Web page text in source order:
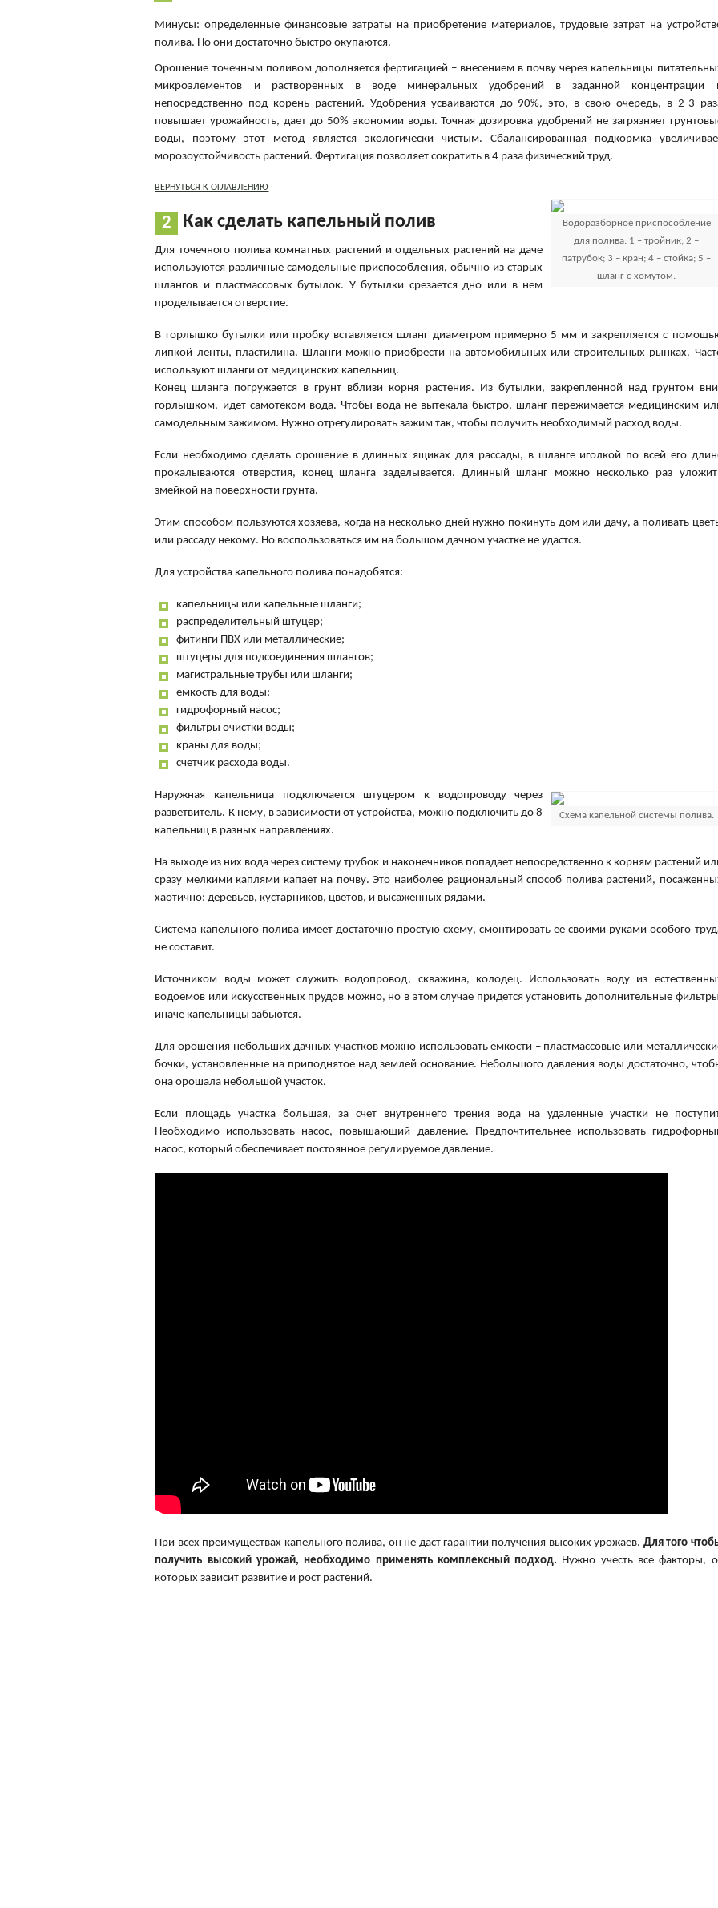
Минусы: определенные финансовые затраты на приобретение материалов, трудовые затрат на
полива. Но они достаточно быстро окупаются.
Орошение точечным поливом дополняется фертигацией – внесением в почву через капельницы
микроэлементов и растворенных в воде минеральных удобрений в заданной концентрации
непосредственно под корень растений. Удобрения усваиваются до 90%, это, в свою очередь, в 2-3
повышает урожайность, дает до 50% экономии воды. Точная дозировка удобрений не загрязняет
воды, поэтому этот метод является экологически чистым. Сбалансированная подкормка
морозоустойчивость растений. Фертигация позволяет сократить в 4 раза физический труд.
ВЕРНУТЬСЯ К ОГЛАВЛЕНИЮ
Как сделать капельный полив
Водоразборное приспособление
для полива: 1 – тройник; 2 –
патрубок; 3 – кран; 4 – стойка; 5 –
шланг с хомутом.
Для точечного полива комнатных растений и отдельных растений на даче
используются различные самодельные приспособления, обычно из старых
шлангов и пластмассовых бутылок. У бутылки срезается дно или в нем
проделывается отверстие.
В горлышко бутылки или пробку вставляется шланг диаметром примерно 5 мм и закрепляется с
липкой ленты, пластилина. Шланги можно приобрести на автомобильных или строительных рынках.
используют шланги от медицинских капельниц.
Конец шланга погружается в грунт вблизи корня растения. Из бутылки, закрепленной над грунтом
горлышком, идет самотеком вода. Чтобы вода не вытекала быстро, шланг пережимается медицинским
самодельным зажимом. Нужно отрегулировать зажим так, чтобы получить необходимый расход воды.
Если необходимо сделать орошение в длинных ящиках для рассады, в шланге иголкой по всей его
прокалываются отверстия, конец шланга заделывается. Длинный шланг можно несколько раз
змейкой на поверхности грунта.
Этим способом пользуются хозяева, когда на несколько дней нужно покинуть дом или дачу, а поливать
или рассаду некому. Но воспользоваться им на большом дачном участке не удастся.
Для устройства капельного полива понадобятся:
капельницы или капельные шланги;
распределительный штуцер;
фитинги ПВХ или металлические;
штуцеры для подсоединения шлангов;
магистральные трубы или шланги;
емкость для воды;
гидрофорный насос;
фильтры очистки воды;
краны для воды;
счетчик расхода воды.
Схема капельной системы полива.
Наружная капельница подключается штуцером к водопроводу через
разветвитель. К нему, в зависимости от устройства, можно подключить до 8
капельниц в разных направлениях.
На выходе из них вода через систему трубок и наконечников попадает непосредственно к корням растений
сразу мелкими каплями капает на почву. Это наиболее рациональный способ полива растений,
хаотично: деревьев, кустарников, цветов, и высаженных рядами.
Система капельного полива имеет достаточно простую схему, смонтировать ее своими руками особого
не составит.
Источником воды может служить водопровод, скважина, колодец. Использовать воду из
водоемов или искусственных прудов можно, но в этом случае придется установить дополнительные
иначе капельницы забьются.
Для орошения небольших дачных участков можно использовать емкости – пластмассовые или
бочки, установленные на приподнятое над землей основание. Небольшого давления воды достаточно,
она орошала небольшой участок.
Если площадь участка большая, за счет внутреннего трения вода на удаленные участки не
Необходимо использовать насос, повышающий давление. Предпочтительнее использовать
насос, который обеспечивает постоянное регулируемое давление.
При всех преимуществах капельного полива, он не даст гарантии получения высоких урожаев. Для того
получить высокий урожай, необходимо применять комплексный подход. Нужно учесть все факторы,
которых зависит развитие и рост растений.